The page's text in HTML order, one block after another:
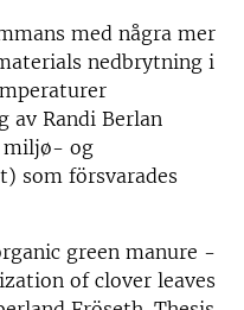
med några mer
nedbrytning i
av Randi Berlan
miljø- og
som försvarades
green manure -
of clover leaves